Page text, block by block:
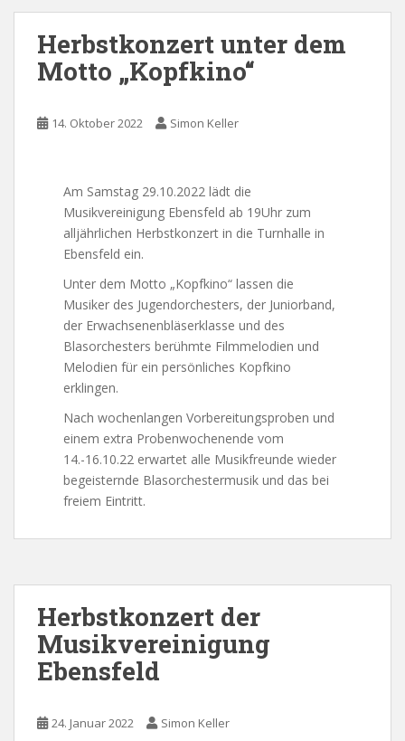
Herbstkonzert unter dem
Motto „Kopfkino“
14. Oktober 2022 Simon Keller
Am Samstag 29.10.2022 lädt die
Musikvereinigung Ebensfeld ab 19Uhr zum
alljährlichen Herbstkonzert in die Turnhalle in
Ebensfeld ein.
Unter dem Motto „Kopfkino“ lassen die
Musiker des Jugendorchesters, der Juniorband,
der Erwachsenenbläserklasse und des
Blasorchesters berühmte Filmmelodien und
Melodien für ein persönliches Kopfkino
erklingen.
Nach wochenlangen Vorbereitungsproben und
einem extra Probenwochenende vom
14.-16.10.22 erwartet alle Musikfreunde wieder
begeisternde Blasorchestermusik und das bei
freiem Eintritt.
Herbstkonzert der
Musikvereinigung
Ebensfeld
24. Januar 2022 Simon Keller